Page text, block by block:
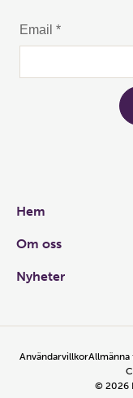
Links
Hem
Om oss
Nyheter
© 2026
AnvändarvillkorAllmänna